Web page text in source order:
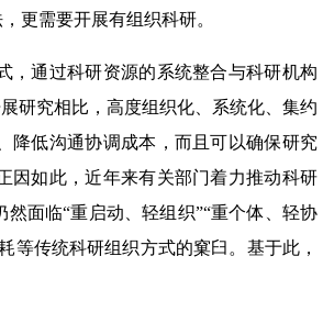
更需要开展有组织科研。
通过科研资源的系统整合与科研机构
研究相比，高度组织化、系统化、集约
降低沟通协调成本，而且可以确保研究
因如此，近年来有关部门着力推动科研
面临“重启动、轻组织”“重个体、轻协
等传统科研组织方式的窠臼。基于此，